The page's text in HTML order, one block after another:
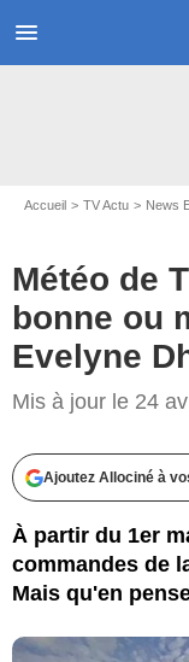
menu
Accueil TV Actu News
Météo de
bonne ou
Evelyne
Mis à jour le 24
Ajoutez Allociné à
À partir du 1er
commandes de
Mais qu'en